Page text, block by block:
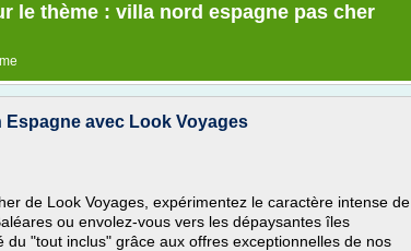
le thème : villa nord espagne pas cher
Espagne avec Look Voyages
de Look Voyages, expérimentez le caractère intense de
ou envolez-vous vers les dépaysantes îles
du "tout inclus" grâce aux offres exceptionnelles de nos